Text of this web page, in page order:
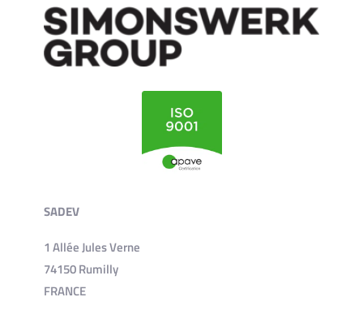
SADEV
1 Allée Jules Verne
74150 Rumilly
FRANCE